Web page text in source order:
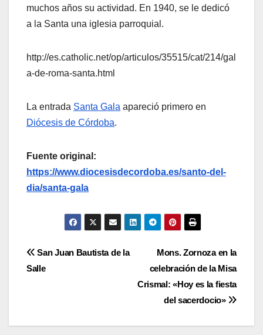
muchos años su actividad. En 1940, se le dedicó
a la Santa una iglesia parroquial.
http://es.catholic.net/op/articulos/35515/cat/214/gal
a-de-roma-santa.html
La entrada Santa Gala apareció primero en
Diócesis de Córdoba.
Fuente original:
https://www.diocesisdecordoba.es/santo-del-
dia/santa-gala
Navegación
Mons. Zornoza en la
celebración de la Misa
Crismal: «Hoy es la fiesta
del sacerdocio»
San Juan Bautista de la
Salle